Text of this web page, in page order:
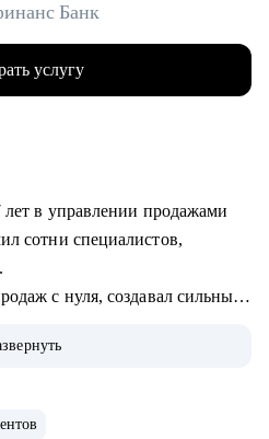
Банк
услугу
лет в управлении продажами